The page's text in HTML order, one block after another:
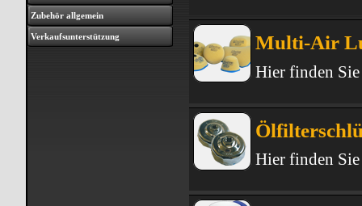
Zubehör allgemein
Verkaufsunterstützung Multi-Air
Hier finden
Hier finden